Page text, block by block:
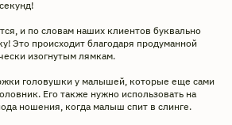
и по словам наших клиентов буквально
Это происходит благодаря продуманной
изогнутым лямкам.
головушки у малышей, которые еще сами
Его также нужно использовать на
ношения, когда малыш спит в слинге.